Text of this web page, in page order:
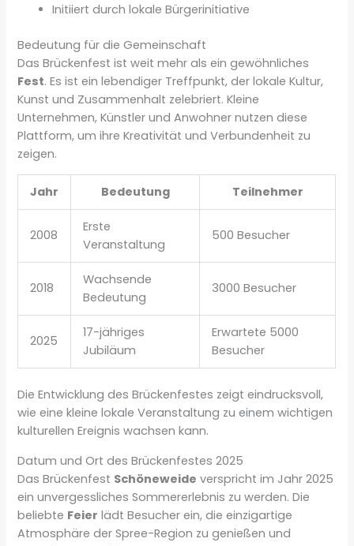
Initiiert durch lokale Bürgerinitiative
Bedeutung für die Gemeinschaft
Das Brückenfest ist weit mehr als ein gewöhnliches
Fest. Es ist ein lebendiger Treffpunkt, der lokale Kultur,
Kunst und Zusammenhalt zelebriert. Kleine
Unternehmen, Künstler und Anwohner nutzen diese
Plattform, um ihre Kreativität und Verbundenheit zu
zeigen.
Jahr Bedeutung Teilnehmer
2008
Erste
Veranstaltung
500 Besucher
2018
Wachsende
Bedeutung
3000 Besucher
2025
17-jähriges
Jubiläum
Erwartete 5000
Besucher
Die Entwicklung des Brückenfestes zeigt eindrucksvoll,
wie eine kleine lokale Veranstaltung zu einem wichtigen
kulturellen Ereignis wachsen kann.
Datum und Ort des Brückenfestes 2025
Das Brückenfest Schöneweide verspricht im Jahr 2025
ein unvergessliches Sommererlebnis zu werden. Die
beliebte Feier lädt Besucher ein, die einzigartige
Atmosphäre der Spree-Region zu genießen und